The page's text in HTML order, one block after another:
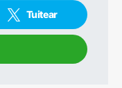
Tuitear